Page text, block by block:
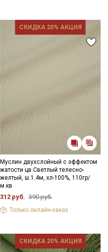
СКИДКА 20% АКЦИЯ
Муслин двухслойный с эффектом
жатости цв.Светлый телесно-
желтый, ш.1.4м, хл-100%, 110гр/
м.кв
312 руб. 390 руб.
Только онлайн-заказ
СКИДКА 20% АКЦИЯ
Купава